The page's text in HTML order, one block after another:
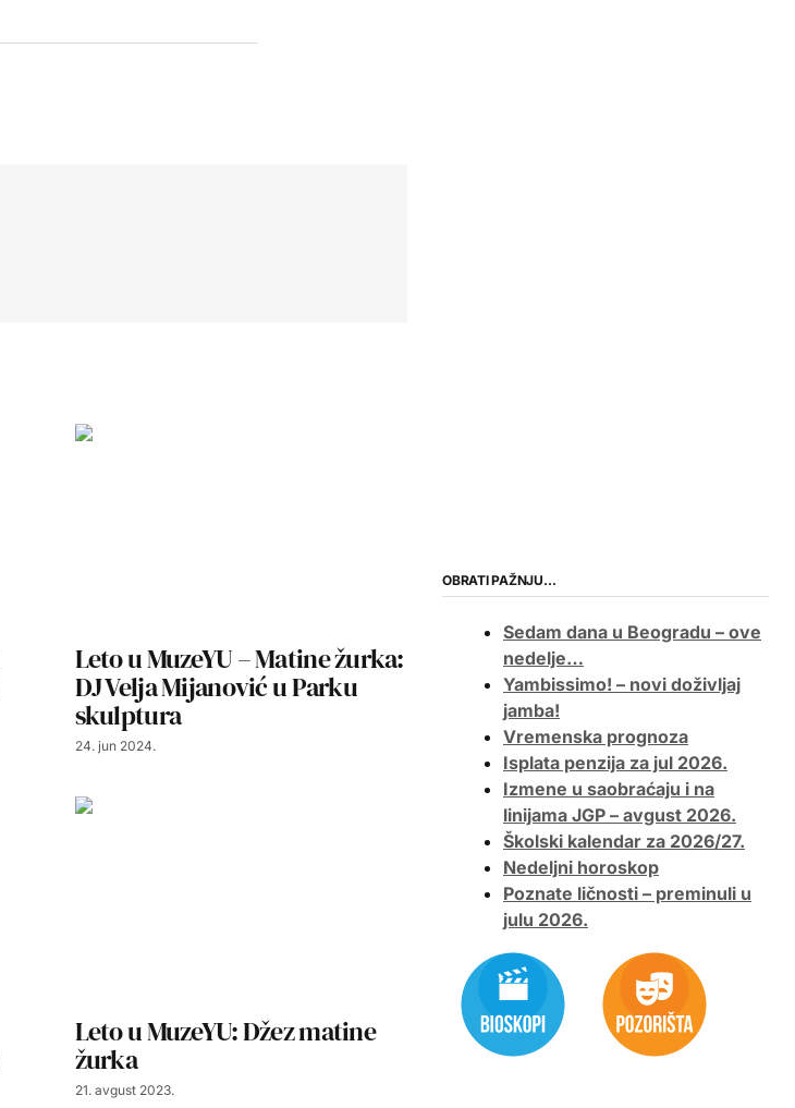
Leto u MuzeYU – Matine žurka:
DJ Velja Mijanović u Parku
skulptura
24. jun 2024.
Leto u MuzeYU: Džez matine
žurka
21. avgust 2023.
OBRATI PAŽNJU…
Sedam dana u Beogradu – ove
nedelje…
Yambissimo! – novi doživljaj
jamba!
Vremenska prognoza
Isplata penzija za jul 2026.
Izmene u saobraćaju i na
linijama JGP – avgust 2026.
Školski kalendar za 2026/27.
Nedeljni horoskop
Poznate ličnosti – preminuli u
julu 2026.